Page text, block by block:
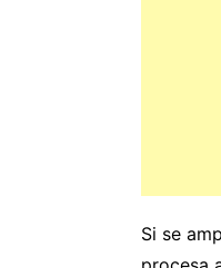
Si se